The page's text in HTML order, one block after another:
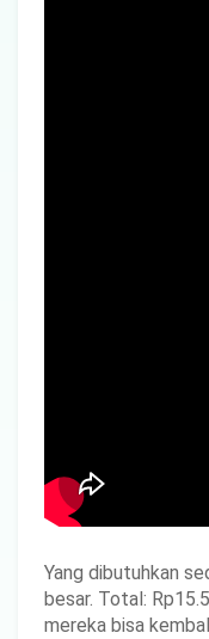
Yang dibutuhkan
besar. Total:
mereka bisa